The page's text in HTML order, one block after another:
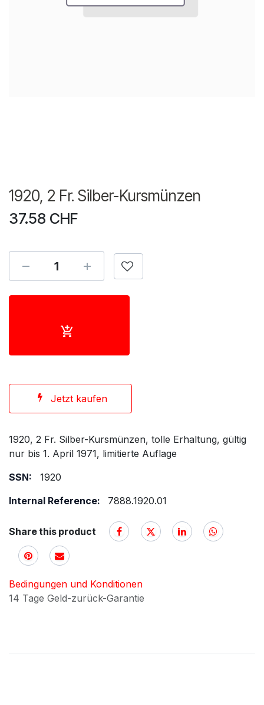
1920, 2 Fr. Silber-Kursmünzen
37.58 CHF
Jetzt kaufen
1920, 2 Fr. Silber-Kursmünzen, tolle Erhaltung, gültig
nur bis 1. April 1971, limitierte Auflage
SSN:
1920
Internal Reference:
7888.1920.01
Share this product
Bedingungen und Konditionen
14 Tage Geld-zurück-Garantie